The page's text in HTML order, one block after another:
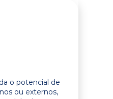
o potencial de
ou externos,